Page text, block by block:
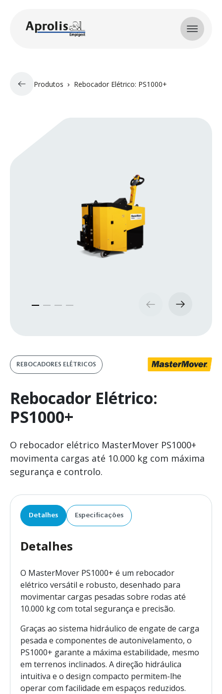
Produtos Rebocador Elétrico: PS1000+
REBOCADORES ELÉTRICOS
Rebocador Elétrico:
PS1000+
O rebocador elétrico MasterMover PS1000+
movimenta cargas até 10.000 kg com máxima
segurança e controlo.
Detalhes Especificações
Detalhes
O MasterMover PS1000+ é um rebocador
elétrico versátil e robusto, desenhado para
movimentar cargas pesadas sobre rodas até
10.000 kg com total segurança e precisão.
Graças ao sistema hidráulico de engate de carga
pesada e componentes de autonivelamento, o
PS1000+ garante a máxima estabilidade, mesmo
em terrenos inclinados. A direção hidráulica
intuitiva e o design compacto permitem-lhe
operar com facilidade em espaços reduzidos.